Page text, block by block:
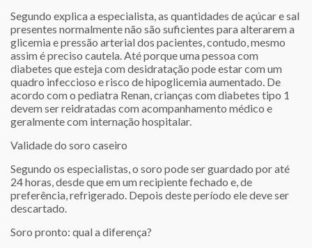
Segundo explica a especialista, as quantidades de açúcar e sal
presentes normalmente não são suficientes para alterarem a
glicemia e pressão arterial dos pacientes, contudo, mesmo
assim é preciso cautela. Até porque uma pessoa com
diabetes que esteja com desidratação pode estar com um
quadro infeccioso e risco de hipoglicemia aumentado. De
acordo com o pediatra Renan, crianças com diabetes tipo 1
devem ser reidratadas com acompanhamento médico e
geralmente com internação hospitalar.
Validade do soro caseiro
Segundo os especialistas, o soro pode ser guardado por até
24 horas, desde que em um recipiente fechado e, de
preferência, refrigerado. Depois deste período ele deve ser
descartado.
Soro pronto: qual a diferença?